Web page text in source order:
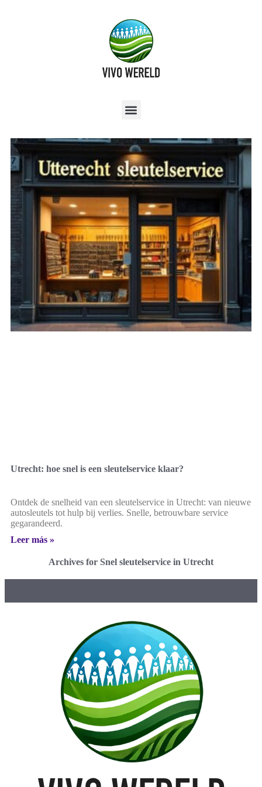
Utrecht: hoe snel is een sleutelservice klaar?
Ontdek de snelheid van een sleutelservice in Utrecht: van nieuwe
autosleutels tot hulp bij verlies. Snelle, betrouwbare service
gegarandeerd.
Leer más »
Archives for Snel sleutelservice in Utrecht